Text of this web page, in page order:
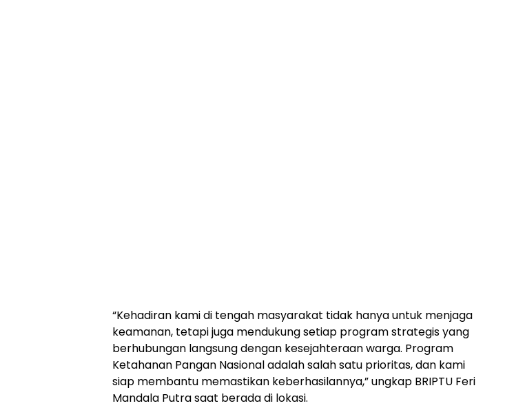
“Kehadiran kami di tengah masyarakat tidak hanya untuk menjaga
keamanan, tetapi juga mendukung setiap program strategis yang
berhubungan langsung dengan kesejahteraan warga. Program
Ketahanan Pangan Nasional adalah salah satu prioritas, dan kami
siap membantu memastikan keberhasilannya,” ungkap BRIPTU Feri
Mandala Putra saat berada di lokasi.